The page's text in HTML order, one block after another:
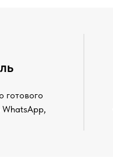
готового
WhatsApp,